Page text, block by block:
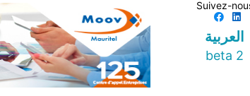
Suivez-
العربية
beta 2